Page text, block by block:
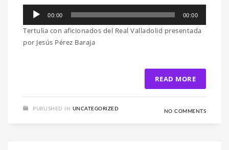
Reproductor
audio
00:00 00:00
Tertulia con aficionados del Real Valladolid presentada
por Jesús Pérez Baraja
READ MORE
PUBLISHED IN UNCATEGORIZED NO COMMENTS